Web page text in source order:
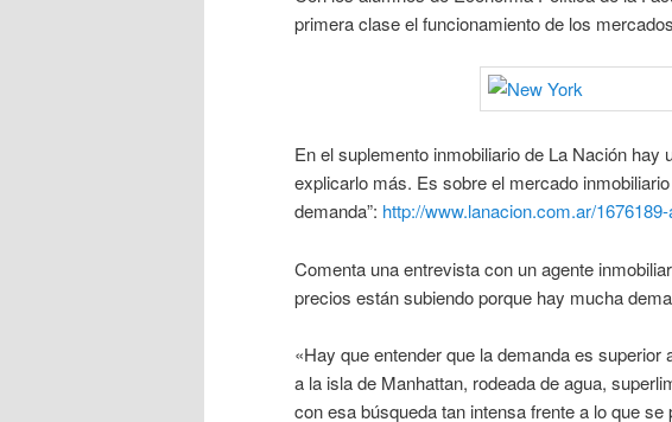
primera clase el funcionamiento de los
En el suplemento inmobiliario de La Nación hay
explicarlo más. Es sobre el mercado
demanda”: http://www.lanacion.com.ar/
Comenta una entrevista con un agente
precios están subiendo porque hay mucha
«Hay que entender que la demanda es
a la isla de Manhattan, rodeada de agua,
con esa búsqueda tan intensa frente a lo que